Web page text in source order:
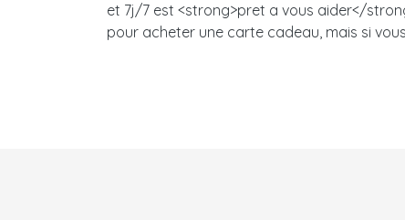
et 7j/7 est <strong>pret a vous aider</
pour acheter une carte cadeau, mais si